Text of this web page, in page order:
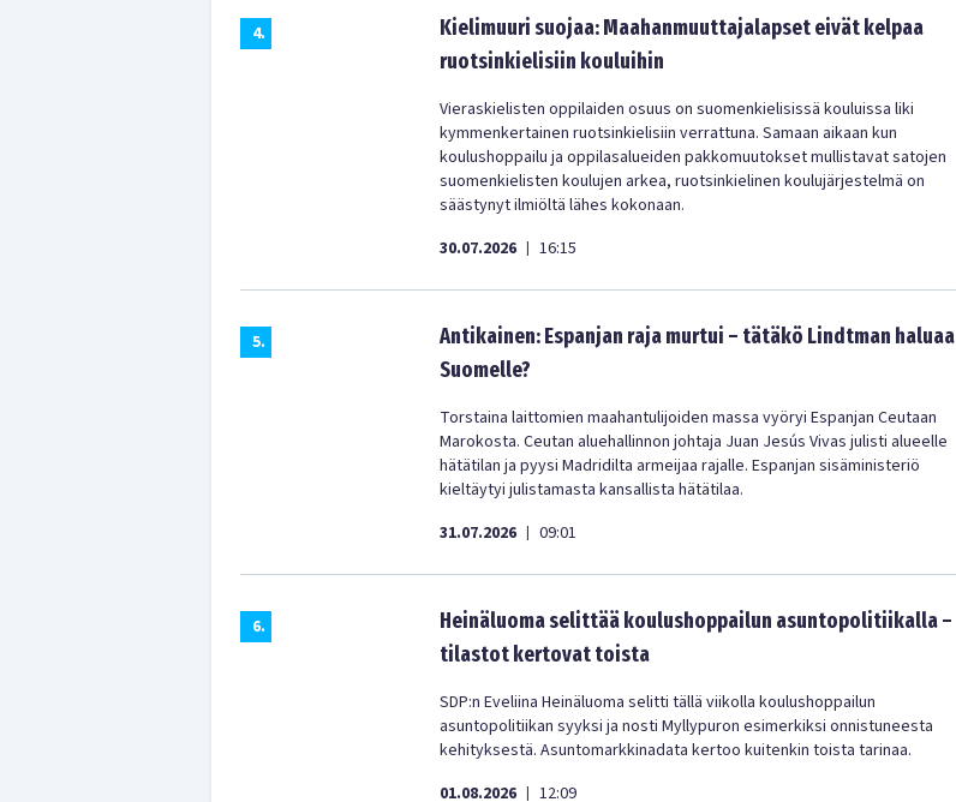
4.
Kielimuuri suojaa: Maahanmuuttajalapset eivät kelpaa
ruotsinkielisiin kouluihin
Vieraskielisten oppilaiden osuus on suomenkielisissä kouluissa liki
kymmenkertainen ruotsinkielisiin verrattuna. Samaan aikaan kun
koulushoppailu ja oppilasalueiden pakkomuutokset mullistavat satojen
suomenkielisten koulujen arkea, ruotsinkielinen koulujärjestelmä on
säästynyt ilmiöltä lähes kokonaan.
30.07.2026 | 16:15
5.
Antikainen: Espanjan raja murtui – tätäkö Lindtman haluaa
Suomelle?
Torstaina laittomien maahantulijoiden massa vyöryi Espanjan Ceutaan
Marokosta. Ceutan aluehallinnon johtaja Juan Jesús Vivas julisti alueelle
hätätilan ja pyysi Madridilta armeijaa rajalle. Espanjan sisäministeriö
kieltäytyi julistamasta kansallista hätätilaa.
31.07.2026 | 09:01
6.
Heinäluoma selittää koulushoppailun asuntopolitiikalla –
tilastot kertovat toista
SDP:n Eveliina Heinäluoma selitti tällä viikolla koulushoppailun
asuntopolitiikan syyksi ja nosti Myllypuron esimerkiksi onnistuneesta
kehityksestä. Asuntomarkkinadata kertoo kuitenkin toista tarinaa.
01.08.2026 | 12:09